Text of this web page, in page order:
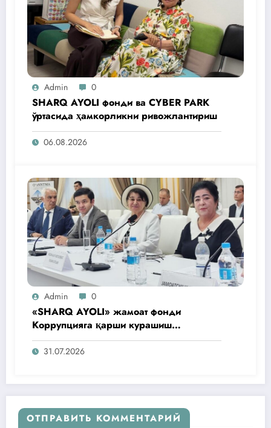
Admin 0
SHARQ AYOLI фонди ва CYBER PARK
ўртасида ҳамкорликни ривожлантириш
06.08.2026
Admin 0
«SHARQ AYOLI» жамоат фонди
Коррупцияга қарши курашиш
агентлигидаги жамоат эшитувида
ташаббусларини тақдим этди
31.07.2026
ОТПРАВИТЬ КОММЕНТАРИЙ